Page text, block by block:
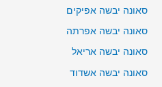
סאונה יבשה אפיקים
סאונה יבשה אפרתה
סאונה יבשה אריאל
סאונה יבשה אשדוד